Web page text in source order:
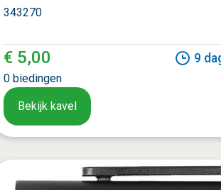
343270
€ 5,00
0 biedingen
9
Bekijk kavel